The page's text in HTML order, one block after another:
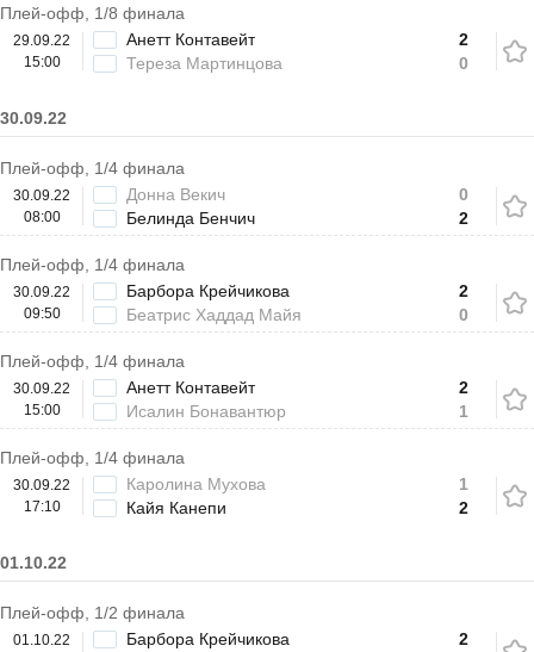
Плей-офф, 1/8 финала
29.09.22
15:00
Анетт Контавейт
Тереза Мартинцова
2
0
30.09.22
Плей-офф, 1/4 финала
30.09.22
08:00
Донна Векич
Белинда Бенчич
0
2
Плей-офф, 1/4 финала
30.09.22
09:50
Барбора Крейчикова
Беатрис Хаддад Майя
2
0
Плей-офф, 1/4 финала
30.09.22
15:00
Анетт Контавейт
Исалин Бонавантюр
2
1
Плей-офф, 1/4 финала
30.09.22
17:10
Каролина Мухова
Кайя Канепи
1
2
01.10.22
Плей-офф, 1/2 финала
01.10.22
Барбора Крейчикова
2